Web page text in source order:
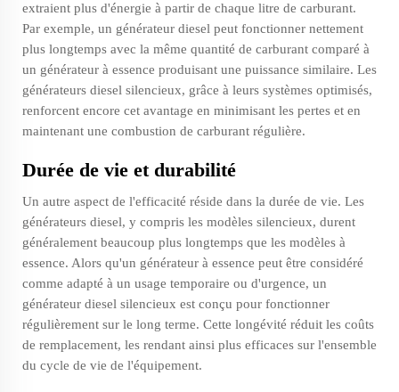
extraient plus d'énergie à partir de chaque litre de carburant.
Par exemple, un générateur diesel peut fonctionner nettement
plus longtemps avec la même quantité de carburant comparé à
un générateur à essence produisant une puissance similaire. Les
générateurs diesel silencieux, grâce à leurs systèmes optimisés,
renforcent encore cet avantage en minimisant les pertes et en
maintenant une combustion de carburant régulière.
Durée de vie et durabilité
Un autre aspect de l'efficacité réside dans la durée de vie. Les
générateurs diesel, y compris les modèles silencieux, durent
généralement beaucoup plus longtemps que les modèles à
essence. Alors qu'un générateur à essence peut être considéré
comme adapté à un usage temporaire ou d'urgence, un
générateur diesel silencieux est conçu pour fonctionner
régulièrement sur le long terme. Cette longévité réduit les coûts
de remplacement, les rendant ainsi plus efficaces sur l'ensemble
du cycle de vie de l'équipement.